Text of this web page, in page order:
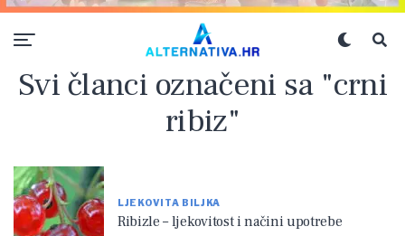
Svi članci označeni sa "crni
ribiz"
LJEKOVITA BILJKA
Ribizle – ljekovitost i načini upotrebe